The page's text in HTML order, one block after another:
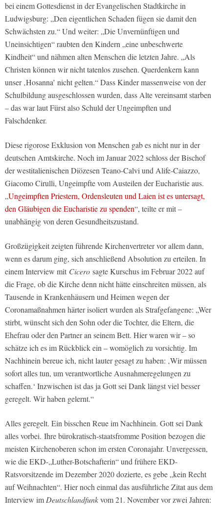
bei einem Gottesdienst in der Evangelischen Stadtkirche in
Ludwigsburg: „Den eigentlichen Schaden fügen sie damit den
Schwächsten zu.“ Und weiter: „Die Unvernünftigen und
Uneinsichtigen“ raubten den Kindern „eine unbeschwerte
Kindheit“ und nähmen alten Menschen die letzten Jahre. „Als
Christen können wir nicht tatenlos zusehen. Querdenkern kann
unser ‚Hosanna’ nicht gelten.“ Dass Kinder massenweise von der
Schulbildung ausgeschlossen wurden, dass Alte vereinsamt starben
– das war laut Fürst also Schuld der Ungeimpften und
Falschdenker.
Diese rigorose Exklusion von Menschen gab es nicht nur in der
deutschen Amtskirche. Noch im Januar 2022 schloss der Bischof
der westitalienischen Diözesen Teano-Calvi und Alife-Caiazzo,
Giacomo Cirulli, Ungeimpfte vom Austeilen der Eucharistie aus.
„Ungeimpften Priestern, Ordensleuten und Laien ist es untersagt,
den Gläubigen die Eucharistie zu spenden“, teilte er mit –
unabhängig von deren Gesundheitszustand.
Großzügigkeit zeigten führende Kirchenvertreter vor allem dann,
wenn es darum ging, sich anschließend Absolution zu erteilen. In
einem Interview mit Cicero sagte Kurschus im Februar 2022 auf
die Frage, ob die Kirche denn nicht hätte einschreiten müssen, als
Tausende in Krankenhäusern und Heimen wegen der
Coronamaßnahmen härter isoliert wurden als Strafgefangene: „Wer
stirbt, wünscht sich den Sohn oder die Tochter, die Eltern, die
Ehefrau oder den Partner an seinem Bett. Hier waren wir – so
schätze ich es im Rückblick ein – womöglich zu vorsichtig. Im
Nachhinein bereue ich, nicht lauter gesagt zu haben: ‚Wir müssen
sofort alles tun, um verantwortliche Ausnahmeregelungen zu
schaffen.‘ Inzwischen ist das ja Gott sei Dank längst viel besser
geregelt. Wir haben gelernt.“
Alles geregelt. Ein bisschen Reue im Nachhinein. Gott sei Dank
alles vorbei. Ihre bürokratisch-staatsfromme Position bezogen die
meisten Kirchenoberen schon im ersten Coronajahr. Unvergessen,
wie die EKD-„Luther-Botschafterin“ und frühere EKD-
Ratsvorsitzende im Dezember 2020 dozierte, es gebe „kein Recht
auf Weihnachten“. Hier noch einmal das ausführliche Zitat aus dem
Interview imDeutschlandfunkvom 21. November vor zwei Jahren: